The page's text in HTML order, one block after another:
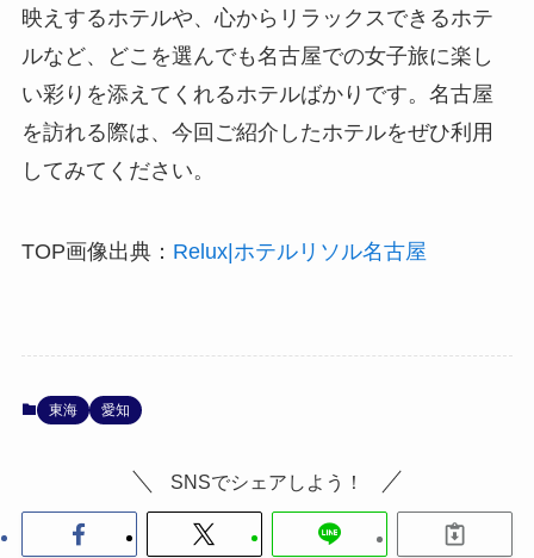
映えするホテルや、心からリラックスできるホテ
ルなど、どこを選んでも名古屋での女子旅に楽し
い彩りを添えてくれるホテルばかりです。名古屋
を訪れる際は、今回ご紹介したホテルをぜひ利用
してみてください。
TOP画像出典： Relux|ホテルリソル名古屋
東海 愛知
SNSでシェアしよう！